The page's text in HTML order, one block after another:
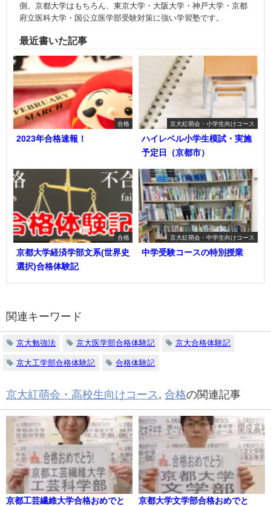
側。京都大学はもちろん、東京大学・大阪大学・神戸大学・京都
府立医科大学・国公立医学部受験対策に強い学習塾です。
最近書いた記事
合格
2023年合格速報！
京大紅萌会・小学生向けコース
ハイレベル小学生模試・実施
予定日（京都市）
合格
京都大学経済学部文系(世界史
選択)合格体験記
京大紅萌会・中学生向けコース
中学受験コースの特別授業
関連キーワード
京大勉強法 京大医学部合格体験記 京大合格体験記
京大工学部合格体験記 合格体験記
京大紅萌会・高校生向けコース , 合格の関連記事
京都工芸繊維大学合格おめでと
京都大学文学部合格おめでと